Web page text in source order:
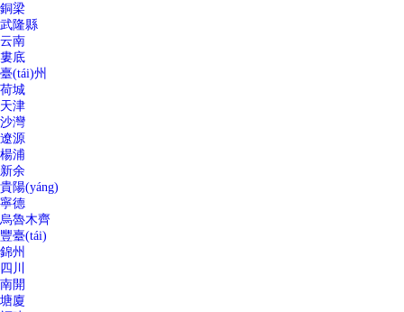
銅梁
武隆縣
云南
婁底
臺(tái)州
荷城
天津
沙灣
遼源
楊浦
新余
貴陽(yáng)
寧德
烏魯木齊
豐臺(tái)
錦州
四川
南開
塘廈